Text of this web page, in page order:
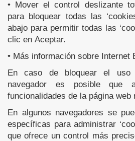
• Mover el control deslizante
para bloquear todas las
abajo para permitir todas las
clic en Aceptar.
• Más información sobre Internet
En caso de bloquear el uso
navegador es posible que
funcionalidades de la página web
En algunos navegadores se
específicas para administrar
que ofrece un control más